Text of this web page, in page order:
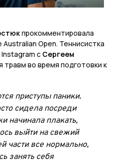
прокомментировала
Australian Open. Теннисистка
с Сергеем
травм во время подготовки к
приступы паники.
сидела посреди
начинала плакать,
выйти на свежий
части все нормально,
занять себя